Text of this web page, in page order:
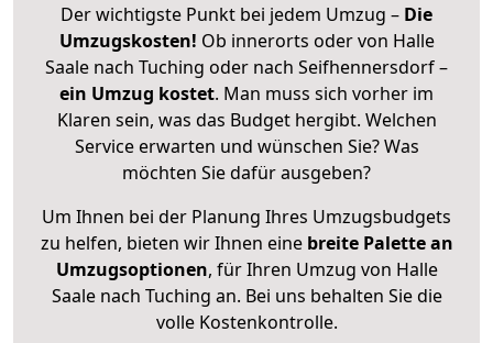
Der wichtigste Punkt bei jedem Umzug – Die
Umzugskosten! Ob innerorts oder von Halle
Saale nach Tuching oder nach Seifhennersdorf –
ein Umzug kostet. Man muss sich vorher im
Klaren sein, was das Budget hergibt. Welchen
Service erwarten und wünschen Sie? Was
möchten Sie dafür ausgeben?
Um Ihnen bei der Planung Ihres Umzugsbudgets
zu helfen, bieten wir Ihnen eine breite Palette an
Umzugsoptionen, für Ihren Umzug von Halle
Saale nach Tuching an. Bei uns behalten Sie die
volle Kostenkontrolle.